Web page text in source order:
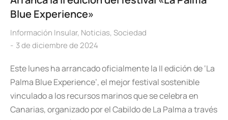
Blue Experience»
Información Insular, Noticias, Sociedad
3 de diciembre de 2024
Este lunes ha arrancado oficialmente la II edición de ‘La
Palma Blue Experience’, el mejor festival sostenible
vinculado a los recursos marinos que se celebra en
Canarias, organizado por el Cabildo de La Palma a través